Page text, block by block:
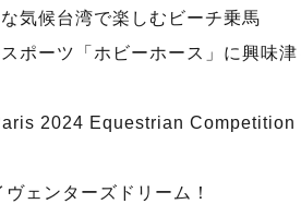
気候台湾で楽しむビーチ乗馬
ポーツ「ホビーホース」に興味津
2024 Equestrian Competition
ェンターズドリーム！